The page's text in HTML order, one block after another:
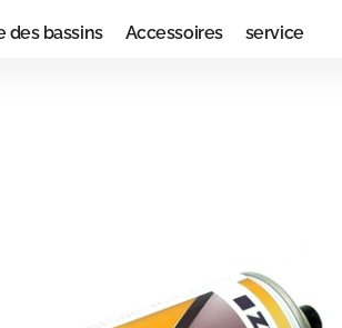
des bassins Accessoires service